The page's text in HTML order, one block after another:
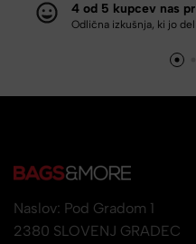
4 od 5 kupcev nas
Odlična izkušnja, ki jo
Naslov: Pod Gradom 1
2380 SLOVENJ GRADEC